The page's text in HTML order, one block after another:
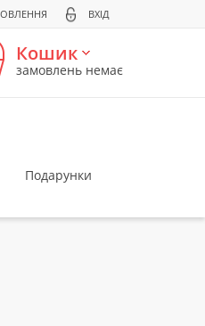
ВХІД
Кошик
замовлень немає
Подарунки